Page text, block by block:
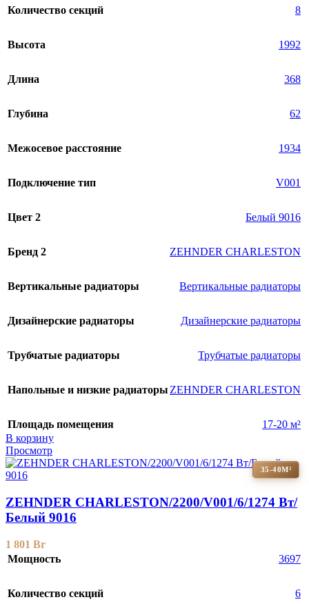
Количество секций 8
Высота 1992
Длина 368
Глубина 62
Межосевое расстояние 1934
Подключение тип V001
Цвет 2 Белый 9016
Бренд 2 ZEHNDER CHARLESTON
Вертикальные радиаторы Вертикальные радиаторы
Дизайнерские радиаторы Дизайнерские радиаторы
Трубчатые радиаторы Трубчатые радиаторы
Напольные и низкие радиаторыZEHNDER CHARLESTON
Площадь помещения
17-20 м²
В корзину
Просмотр
35-40М²
ZEHNDER CHARLESTON/2200/V001/6/1274 Вт/
Белый 9016
1 801 Br
Мощность
3697
Количество секций 6